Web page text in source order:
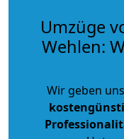
Umzüge
Wehlen:
Wir geben